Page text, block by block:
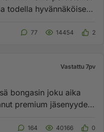
77 14454 2
Vastattu 7pv
bongasin joku aika
premium jäsenyyden,
164 40166 0